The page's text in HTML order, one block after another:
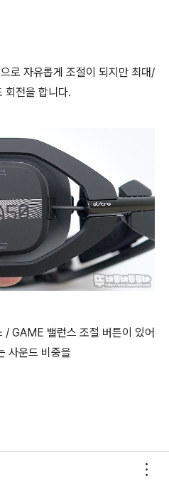
로 자유롭게 조절이 되지만 최대/
회전을 합니다.
/ GAME 밸런스 조절 버튼이 있어
사운드 비중을